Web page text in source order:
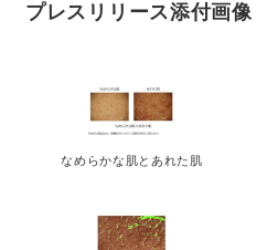
プレスリリース添付画像
なめらかな肌とあれた肌